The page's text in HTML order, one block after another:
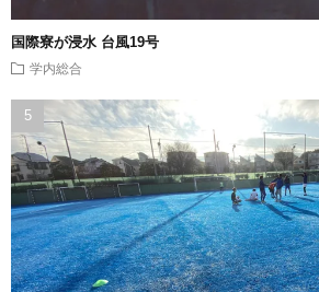
国際寮が浸水 台風19号
学内総合